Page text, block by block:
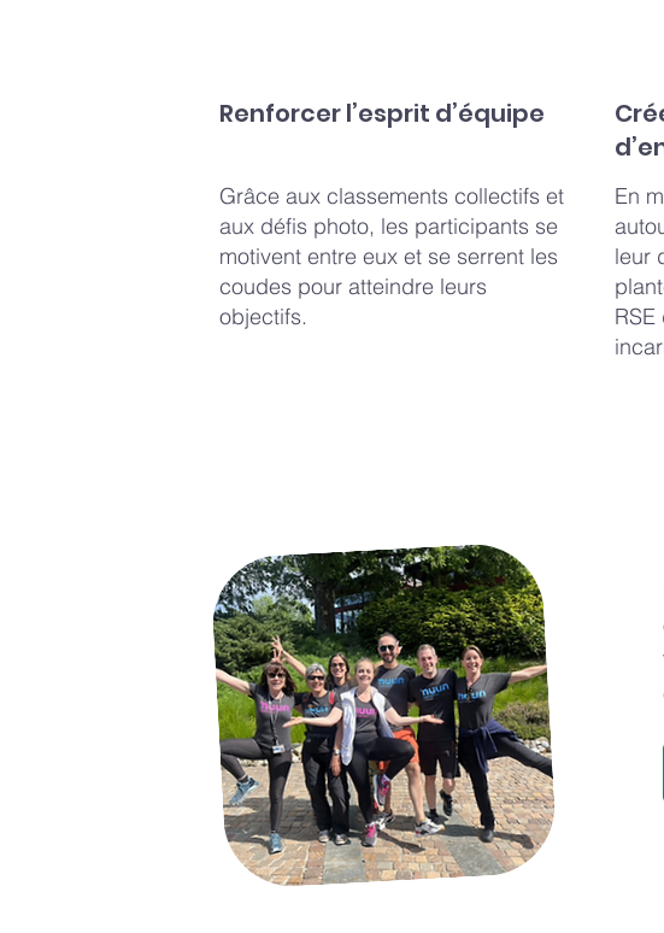
Renforcer l’esprit d’équipe
Grâce aux classements collectifs et
aux défis photo, les participants se
motivent entre eux et se serrent les
coudes pour atteindre leurs
objectifs.
En
leur